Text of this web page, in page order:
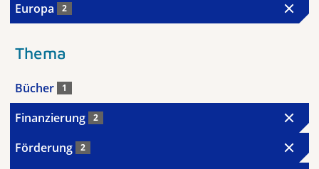
Europa 2
Thema
Bücher 1
Finanzierung 2
Förderung 2